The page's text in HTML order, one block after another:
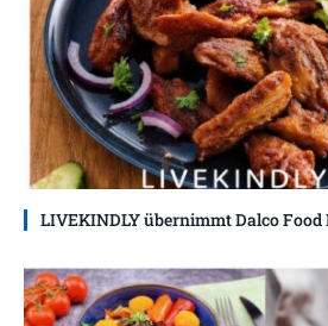
LIVEKINDLY übernimmt Dalco Food